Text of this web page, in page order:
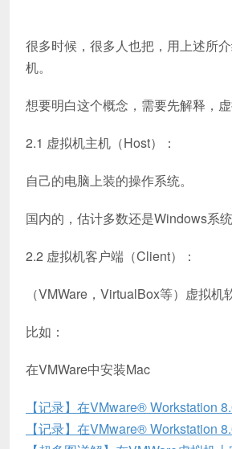
很多时候，很多人也把，用上述所
机。
想要明白这个概念，需要先解释，
2.1 虚拟机主机（Host）：
自己的电脑上装的操作系统。
国内的，估计多数还是Windows系
2.2 虚拟机客户端（Client）：
（VMWare，VirtualBox等）虚拟
比如：
在VMWare中安装Mac
【记录】在VMware® Workstation
【记录】在VMware® Workstation